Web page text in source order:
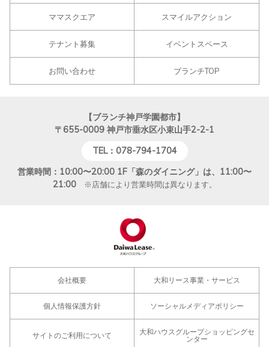
ママスクエア スマイルアクション
テナント募集 イベントスペース
お問い合わせ ブランチTOP
【ブランチ神戸学園都市】
〒655-0009 神戸市垂水区小束山手2-2-1
TEL：078-794-1704
営業時間：10:00〜20:00 1F「森のダイニング」は、11:00〜
21:00※店舗により営業時間は異なります。
会社概要 大和リース事業・サービス
個人情報保護方針 ソーシャルメディアポリシー
サイトのご利用について
大和ハウスグループショッピングセ
ンター